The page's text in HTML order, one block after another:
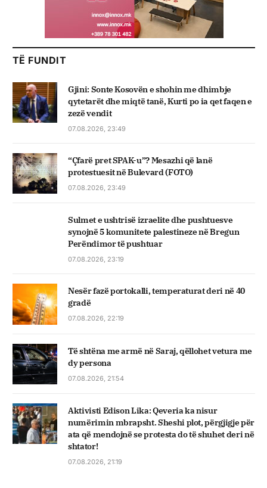
TË FUNDIT
Gjini: Sonte Kosovën e shohin me dhimbje
qytetarët dhe miqtë tanë, Kurti po ia qet faqen e
zezë vendit
07.08.2026, 23:49
“Çfarë pret SPAK-u”? Mesazhi që lanë
protestuesit në Bulevard (FOTO)
07.08.2026, 23:49
Sulmet e ushtrisë izraelite dhe pushtuesve
synojnë 5 komunitete palestineze në Bregun
Perëndimor të pushtuar
07.08.2026, 23:19
Nesër fazë portokalli, temperaturat deri në 40
gradë
07.08.2026, 22:19
Të shtëna me armë në Saraj, qëllohet vetura me
dy persona
07.08.2026, 21:54
Aktivisti Edison Lika: Qeveria ka nisur
numërimin mbrapsht. Sheshi plot, përgjigje për
ata që mendojnë se protesta do të shuhet deri në
shtator!
07.08.2026, 21:19